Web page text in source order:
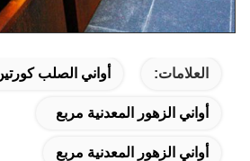
العلامات: أواني الصلب كورتين
أواني الزهور المعدنية مربع
أواني الزهور المعدنية مربع